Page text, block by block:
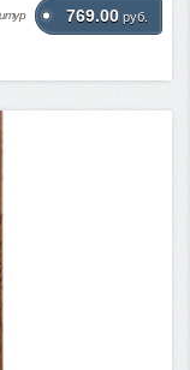
769.00 руб.